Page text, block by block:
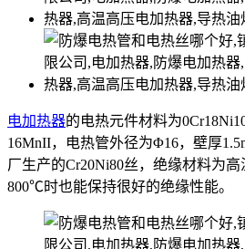
电加热器的电热元件材料为
16MnII，电热管外径为Φ16，壁厚
厂生产的Cr20Ni80丝，绝缘材料为
800℃时也能保持很好的绝缘性能。